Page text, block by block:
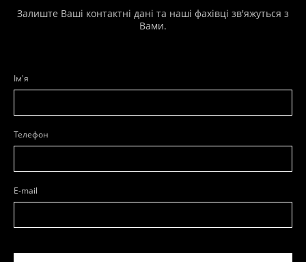
Залиште Ваші контактні дані та наші фахівці зв'яжуться з
Вами.
Ім'я
Телефон
E-mail